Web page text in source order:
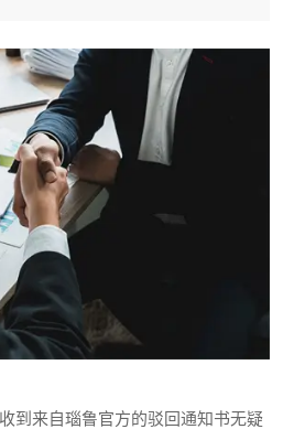
来自瑙鲁官方的驳回通知书无疑